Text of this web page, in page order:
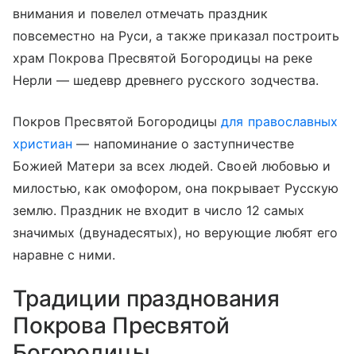
внимания и повелел отмечать праздник
повсеместно на Руси, а также приказал построить
храм Покрова Пресвятой Богородицы на реке
Нерли — шедевр древнего русского зодчества.
Покров Пресвятой Богородицыдля православных
христиан — напоминание о заступничестве
Божией Матери за всех людей. Своей любовью и
милостью, как омофором, она покрывает Русскую
землю. Праздник не входит в число 12 самых
значимых (двунадесятых), но верующие любят его
наравне с ними.
Традиции празднования
Покрова Пресвятой